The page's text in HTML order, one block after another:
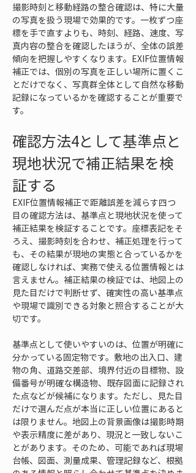
撮影時刻と移動経路の整合確認は、特に大量
の写真を扱う現場で効果的です。一枚ずつ座
標を手で直すよりも、時刻、経路、速度、写
真内容の整合を確認したほうが、全体の誤差
傾向を把握しやすくなります。EXIF位置情報
補正では、個別の写真を正しい場所に置くこ
とだけでなく、写真群全体として自然な移動
記録になっているかを確認することが重要で
す。
確認方法4として基準点と
現地状況で補正結果を検
証する
EXIF位置情報補正で距離誤差を減らす四つ
目の確認方法は、基準点と現地状況を使って
補正結果を検証することです。座標表記をそ
ろえ、撮影時刻を合わせ、補正処理を行って
も、その結果が現地の実態と合っているかを
確認しなければ、実務で使える位置情報とは
言えません。補正結果の検証では、地図上の
見た目だけで判断せず、確実性の高い基準点
や現場で識別できる対象と照合することが大
切です。
基準点として使いやすいのは、位置が明確に
分かっている固定物です。敷地の出入口、建
物の角、道路交差部、境界付近の目標物、設
備番号が明確な構造物、既存図面に記録され
た点などが候補になります。ただし、見た目
だけで選んだ点が本当に正しい位置にあると
は限りません。地図上の背景画像は撮影時期
や表示精度に差があり、現況と一致しないこ
とがあります。そのため、可能であれば現場
台帳、図面、測量成果、管理記録など、根拠